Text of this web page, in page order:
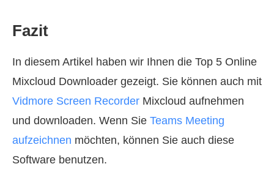
Fazit
In diesem Artikel haben wir Ihnen die Top 5 Online
Mixcloud Downloader gezeigt. Sie können auch mit
Vidmore Screen Recorder Mixcloud aufnehmen
und downloaden. Wenn Sie Teams Meeting
aufzeichnen möchten, können Sie auch diese
Software benutzen.